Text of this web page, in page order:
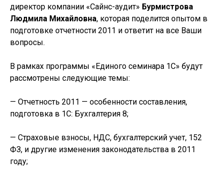
директор компании «Сайнс-аудит» Бурмистрова
Людмила Михайловна, которая поделится опытом в
подготовке отчетности 2011 и ответит на все Ваши
вопросы.
В рамках программы «Единого семинара 1С» будут
рассмотрены следующие темы:
— Отчетность 2011 — особенности составления,
подготовка в 1С: Бухгалтерия 8;
— Страховые взносы, НДС, бухгалтерский учет, 152
ФЗ, и другие изменения законодательства в 2011
году;